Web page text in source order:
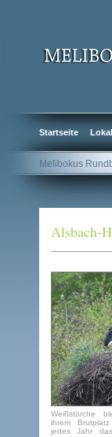
Startseite
Melibokus
Alsbach-
Weißstörche
ihrem
jedes Jahr